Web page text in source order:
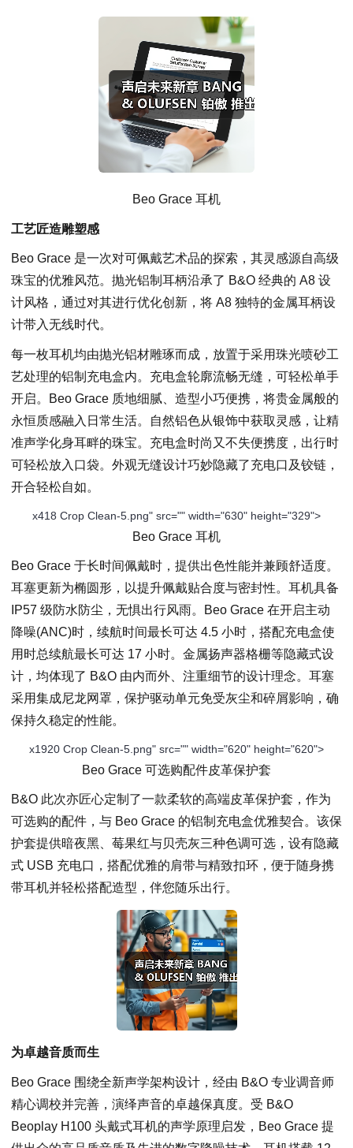
Beo Grace 耳机
工艺匠造雕塑感
Beo Grace 是一次对可佩戴艺术品的探索，其灵感源自高级
珠宝的优雅风范。抛光铝制耳柄沿承了 B&O 经典的 A8 设
计风格，通过对其进行优化创新，将 A8 独特的金属耳柄设
计带入无线时代。
每一枚耳机均由抛光铝材雕琢而成，放置于采用珠光喷砂工
艺处理的铝制充电盒内。充电盒轮廓流畅无缝，可轻松单手
开启。Beo Grace 质地细腻、造型小巧便携，将贵金属般的
永恒质感融入日常生活。自然铝色从银饰中获取灵感，让精
准声学化身耳畔的珠宝。充电盒时尚又不失便携度，出行时
可轻松放入口袋。外观无缝设计巧妙隐藏了充电口及铰链，
开合轻松自如。
x418 Crop Clean-5.png" src="" width="630" height="329">
Beo Grace 耳机
Beo Grace 于长时间佩戴时，提供出色性能并兼顾舒适度。
耳塞更新为椭圆形，以提升佩戴贴合度与密封性。耳机具备
IP57 级防水防尘，无惧出行风雨。Beo Grace 在开启主动
降噪(ANC)时，续航时间最长可达 4.5 小时，搭配充电盒使
用时总续航最长可达 17 小时。金属扬声器格栅等隐藏式设
计，均体现了 B&O 由内而外、注重细节的设计理念。耳塞
采用集成尼龙网罩，保护驱动单元免受灰尘和碎屑影响，确
保持久稳定的性能。
x1920 Crop Clean-5.png" src="" width="620" height="620">
Beo Grace 可选购配件皮革保护套
B&O 此次亦匠心定制了一款柔软的高端皮革保护套，作为
可选购的配件，与 Beo Grace 的铝制充电盒优雅契合。该保
护套提供暗夜黑、莓果红与贝壳灰三种色调可选，设有隐藏
式 USB 充电口，搭配优雅的肩带与精致扣环，便于随身携
带耳机并轻松搭配造型，伴您随乐出行。
为卓越音质而生
Beo Grace 围绕全新声学架构设计，经由 B&O 专业调音师
精心调校并完善，演绎声音的卓越保真度。受 B&O
Beoplay H100 头戴式耳机的声学原理启发，Beo Grace 提